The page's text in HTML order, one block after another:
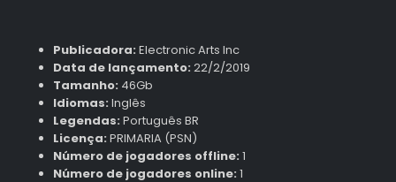
Publicadora: Electronic Arts Inc
Data de lançamento: 22/2/2019
Tamanho: 46Gb
Idiomas: Inglês
Legendas: Português BR
Licença: PRIMARIA (PSN)
Número de jogadores offline: 1
Número de jogadores online: 1